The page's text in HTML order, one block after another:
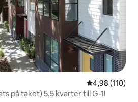
4,98 av 5 i
4,98 (110)
på taket) 5,5 kvarter till G-1!